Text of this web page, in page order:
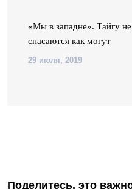
«Мы в западне». Тайгу
спасаются как могут
29 июля, 2019
Поделитесь, это